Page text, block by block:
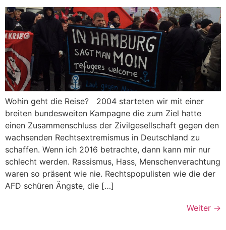
Wohin geht die Reise? 2004 starteten wir mit einer
breiten bundesweiten Kampagne die zum Ziel hatte
einen Zusammenschluss der Zivilgesellschaft gegen den
wachsenden Rechtsextremismus in Deutschland zu
schaffen. Wenn ich 2016 betrachte, dann kann mir nur
schlecht werden. Rassismus, Hass, Menschenverachtung
waren so präsent wie nie. Rechtspopulisten wie die der
AFD schüren Ängste, die […]
Weiter →